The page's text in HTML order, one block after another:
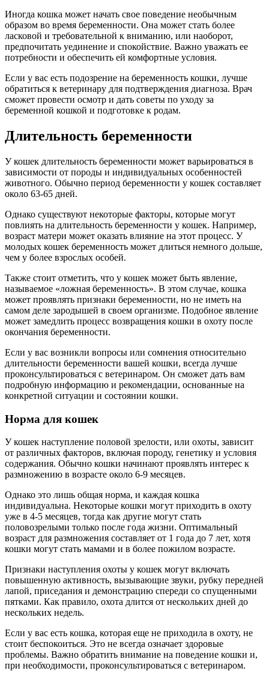
Иногда кошка может начать свое поведение необычным
образом во время беременности. Она может стать более
ласковой и требовательной к вниманию, или наоборот,
предпочитать уединение и спокойствие. Важно уважать ее
потребности и обеспечить ей комфортные условия.
Если у вас есть подозрение на беременность кошки, лучше
обратиться к ветеринару для подтверждения диагноза. Врач
сможет провести осмотр и дать советы по уходу за
беременной кошкой и подготовке к родам.
Длительность беременности
У кошек длительность беременности может варьироваться в
зависимости от породы и индивидуальных особенностей
животного. Обычно период беременности у кошек составляет
около 63-65 дней.
Однако существуют некоторые факторы, которые могут
повлиять на длительность беременности у кошек. Например,
возраст матери может оказать влияние на этот процесс. У
молодых кошек беременность может длиться немного дольше,
чем у более взрослых особей.
Также стоит отметить, что у кошек может быть явление,
называемое «ложная беременность». В этом случае, кошка
может проявлять признаки беременности, но не иметь на
самом деле зародышей в своем организме. Подобное явление
может замедлить процесс возвращения кошки в охоту после
окончания беременности.
Если у вас возникли вопросы или сомнения относительно
длительности беременности вашей кошки, всегда лучше
проконсультироваться с ветеринаром. Он сможет дать вам
подробную информацию и рекомендации, основанные на
конкретной ситуации и состоянии кошки.
Норма для кошек
У кошек наступление половой зрелости, или охоты, зависит
от различных факторов, включая породу, генетику и условия
содержания. Обычно кошки начинают проявлять интерес к
размножению в возрасте около 6-9 месяцев.
Однако это лишь общая норма, и каждая кошка
индивидуальна. Некоторые кошки могут приходить в охоту
уже в 4-5 месяцев, тогда как другие могут стать
половозрелыми только после года жизни. Оптимальный
возраст для размножения составляет от 1 года до 7 лет, хотя
кошки могут стать мамами и в более пожилом возрасте.
Признаки наступления охоты у кошек могут включать
повышенную активность, вызывающие звуки, рубку передней
лапой, приседания и демонстрацию спереди со спущенными
пятками. Как правило, охота длится от нескольких дней до
нескольких недель.
Если у вас есть кошка, которая еще не приходила в охоту, не
стоит беспокоиться. Это не всегда означает здоровые
проблемы. Важно обратить внимание на поведение кошки и,
при необходимости, проконсультироваться с ветеринаром.